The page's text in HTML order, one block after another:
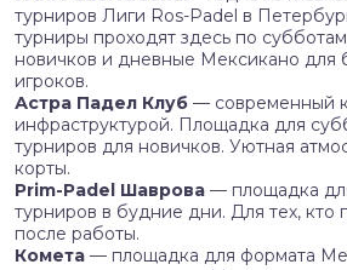
турниров Лиги Ros-Padel в
турниры проходят здесь по
новичков и дневные Мексикано для
игроков.
Астра Падел Клуб — современный
инфраструктурой. Площадка для
турниров для новичков. Уютная
корты.
Prim-Padel Шаврова — площадка
турниров в будние дни. Для тех, кто
после работы.
Комета — площадка для формата